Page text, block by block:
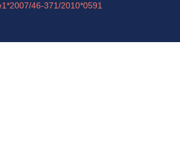
46-371/2010*0591